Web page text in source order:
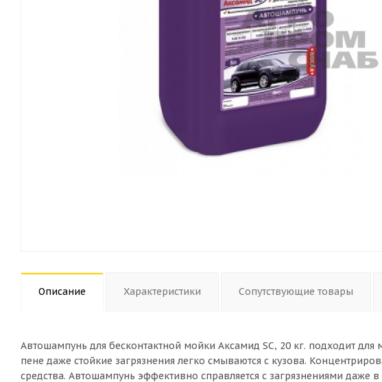
Описание Характеристики Сопутствующие товары
Автошампунь для бесконтактной мойки Аксамид SC, 20 кг. подходит
пене даже стойкие загрязнения легко смываются с кузова.
средства. Автошампунь эффективно справляется с загрязнениями даже